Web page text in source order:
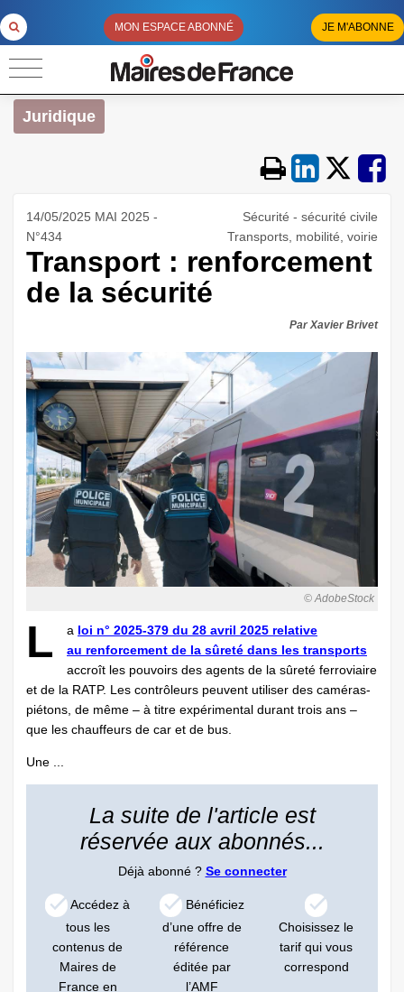
MON ESPACE ABONNÉ JE M'ABONNE
Juridique
14/05/2025 MAI 2025 -
N°434
Sécurité - sécurité civile
Transports, mobilité, voirie
Transport : renforcement
de la sécurité
Par Xavier Brivet
© AdobeStock
L a loi n° 2025-379 du 28 avril 2025 relative
au renforcement de la sûreté dans les transports
accroît les pouvoirs des agents de la sûreté ferroviaire
et de la RATP. Les contrôleurs peuvent utiliser des caméras-
piétons, de même – à titre expérimental durant trois ans –
que les chauffeurs de car et de bus.
Une ...
La suite de l'article est
réservée aux abonnés...
Déjà abonné ? Se connecter
Accédez à
tous les
contenus de
Maires de
France en
Bénéficiez
d’une offre de
référence
éditée par
l’AMF
Choisissez le
tarif qui vous
correspond